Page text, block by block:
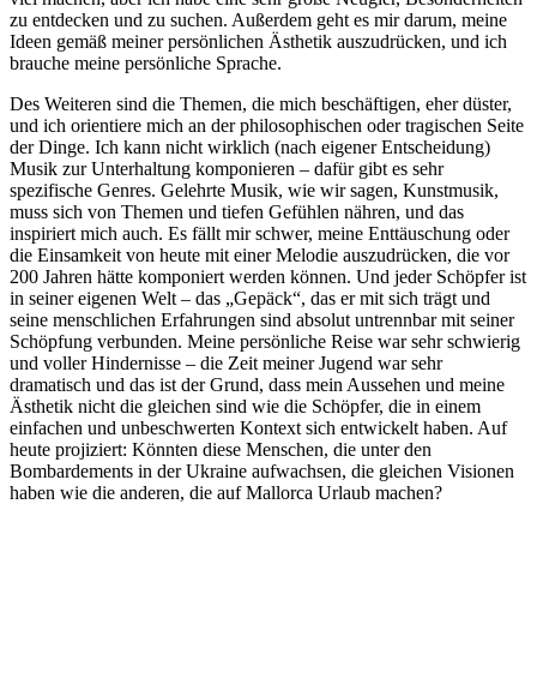
zu entdecken und zu suchen. Außerdem geht es mir darum, meine
Ideen gemäß meiner persönlichen Ästhetik auszudrücken, und ich
brauche meine persönliche Sprache.
Des Weiteren sind die Themen, die mich beschäftigen, eher düster,
und ich orientiere mich an der philosophischen oder tragischen Seite
der Dinge. Ich kann nicht wirklich (nach eigener Entscheidung)
Musik zur Unterhaltung komponieren – dafür gibt es sehr
spezifische Genres. Gelehrte Musik, wie wir sagen, Kunstmusik,
muss sich von Themen und tiefen Gefühlen nähren, und das
inspiriert mich auch. Es fällt mir schwer, meine Enttäuschung oder
die Einsamkeit von heute mit einer Melodie auszudrücken, die vor
200 Jahren hätte komponiert werden können. Und jeder Schöpfer ist
in seiner eigenen Welt – das „Gepäck“, das er mit sich trägt und
seine menschlichen Erfahrungen sind absolut untrennbar mit seiner
Schöpfung verbunden. Meine persönliche Reise war sehr schwierig
und voller Hindernisse – die Zeit meiner Jugend war sehr
dramatisch und das ist der Grund, dass mein Aussehen und meine
Ästhetik nicht die gleichen sind wie die Schöpfer, die in einem
einfachen und unbeschwerten Kontext sich entwickelt haben. Auf
heute projiziert: Könnten diese Menschen, die unter den
Bombardements in der Ukraine aufwachsen, die gleichen Visionen
haben wie die anderen, die auf Mallorca Urlaub machen?